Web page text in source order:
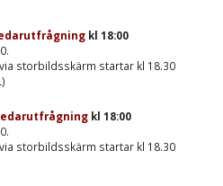
kl 18:00
storbildsskärm startar kl 18.30
kl 18:00
storbildsskärm startar kl 18.30